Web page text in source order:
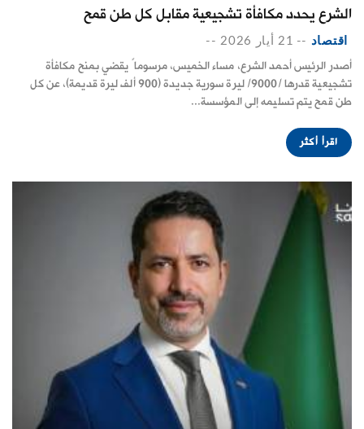
الشرع يحدد مكافأة تشجيعية مقابل كل طن قمح
اقتصاد -- 21 أيار 2026 --
أصدر الرئيس أحمد الشرع، مساء الخميس، مرسوماً يقضي بمنح مكافأة
تشجيعية قدرها /9000/ ليرة سورية جديدة (900 ألف ليرة قديمة)، عن كل
طن قمح يتم تسليمه إلى المؤسسة...
اقرأ أكثر